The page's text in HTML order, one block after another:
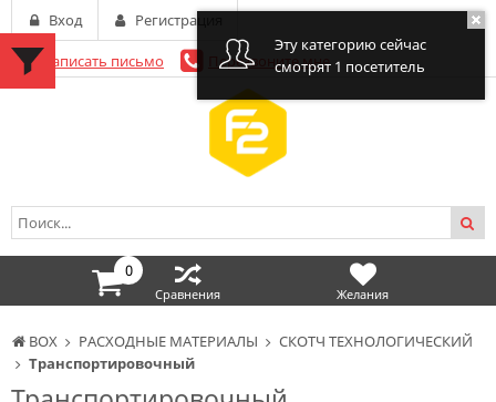
BOX РАСХОДНЫЕ МАТЕРИАЛЫ
СКОТЧ ТЕХНОЛОГИЧЕСКИЙ
Транспортировочный
Написать письмо Перезвоните мне
Вход Регистрация
0
Сравнения Желания
Эту категорию сейчас
смотрят 1 посетитель